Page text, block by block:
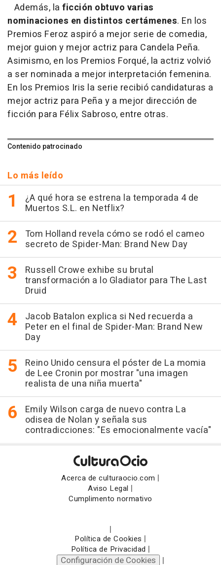
Además, la ficción obtuvo varias
nominaciones en distintos certámenes. En los
Premios Feroz aspiró a mejor serie de comedia,
mejor guion y mejor actriz para Candela Peña.
Asimismo, en los Premios Forqué, la actriz volvió
a ser nominada a mejor interpretación femenina.
En los Premios Iris la serie recibió candidaturas a
mejor actriz para Peña y a mejor dirección de
ficción para Félix Sabroso, entre otras.
Contenido patrocinado
Lo más leído
¿A qué hora se estrena la temporada 4 de
Muertos S.L. en Netflix?
Tom Holland revela cómo se rodó el cameo
secreto de Spider-Man: Brand New Day
Russell Crowe exhibe su brutal
transformación a lo Gladiator para The Last
Druid
Jacob Batalon explica si Ned recuerda a
Peter en el final de Spider-Man: Brand New
Day
Reino Unido censura el póster de La momia
de Lee Cronin por mostrar "una imagen
realista de una niña muerta"
Emily Wilson carga de nuevo contra La
odisea de Nolan y señala sus
contradicciones: "Es emocionalmente vacía"
Acerca de culturaocio.com |
Aviso Legal |
Cumplimento normativo
|
Política de Cookies |
Política de Privacidad |
Configuración de Cookies |